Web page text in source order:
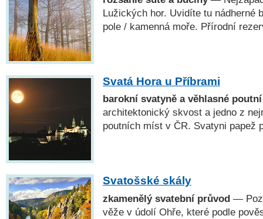
Lužických hor. Uvidíte tu nádherné
pole / kamenná moře. Přírodní
Svatá Hora u Příbrami
barokní svatyně a věhlasné
architektonický skvost a jedno z
poutních míst v ČR. Svatyni papež
Svatošské skály
zkamenělý svatební průvod —
věže v údolí Ohře, které podle